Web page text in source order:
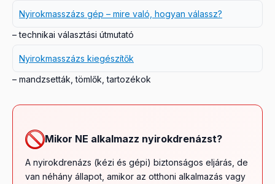
Nyirokmasszázs gép – mire való, hogyan válassz?
– technikai választási útmutató
Nyirokmasszázs kiegészítők
– mandzsetták, tömlők, tartozékok
Mikor NE alkalmazz nyirokdrenázst?
A nyirokdrenázs (kézi és gépi) biztonságos eljárás, de
van néhány állapot, amikor az otthoni alkalmazás vagy